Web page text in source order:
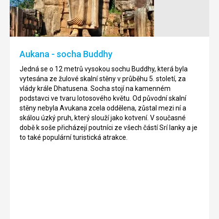
Aukana - socha Buddhy
Jedná se o 12 metrů vysokou sochu Buddhy, která byla
vytesána ze žulové skalní stěny v průběhu 5. století, za
vlády krále Dhatusena. Socha stojí na kamenném
podstavci ve tvaru lotosového květu. Od původní skalní
stěny nebyla Avukana zcela oddělena, zůstal mezi ní a
skálou úzký pruh, který slouží jako kotvení. V současné
době k soše přicházejí poutníci ze všech částí Srí lanky a je
to také populární turistická atrakce.
Koggala
je
domovem
pro
ptactva
poseté
ostrůvky,
jednom
nich
to
2243
metrů
vysoký,
skalní
Nachází
jižní
části
centrálního
středohoří